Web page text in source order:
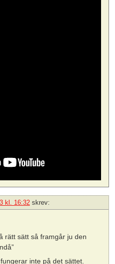
kl. 16:32 skrev:
rätt sätt så framgår ju den
inte på det sättet.